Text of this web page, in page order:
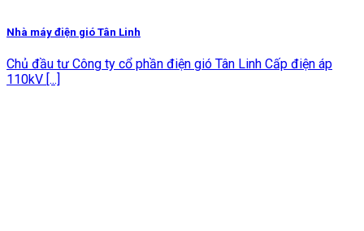
Nhà máy điện gió Tân Linh
Chủ đầu tư Công ty cổ phần điện gió Tân Linh Cấp điện áp
110kV [...]